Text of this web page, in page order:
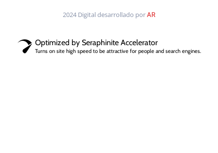
2024 Digital desarrollado porAR
Optimized by Seraphinite Accelerator
Turns on site high speed to be attractive for people and search engines.